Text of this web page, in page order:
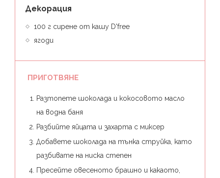
Декорация
100 г сирене от кашу D'free
ягоди
ПРИГОТВЯНЕ
Разтопете шоколада и кокосовото масло
на водна баня⁣
Разбийте яйцата и захарта с миксер⁣
Добавете шоколада на тънка струйка, като
разбивате на ниска степен⁣
Пресейте овесеното брашно и какаото,